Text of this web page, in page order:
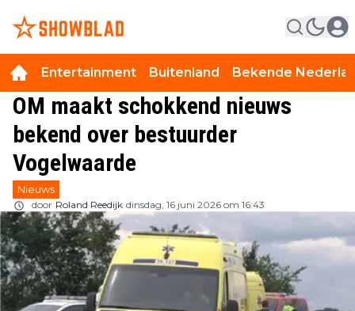
Entertainment Buitenland Bekende
OM maakt schokkend nieuws
bekend over bestuurder
Vogelwaarde
Nieuws
door Roland Reedijk dinsdag, 16 juni 2026 om 16:43